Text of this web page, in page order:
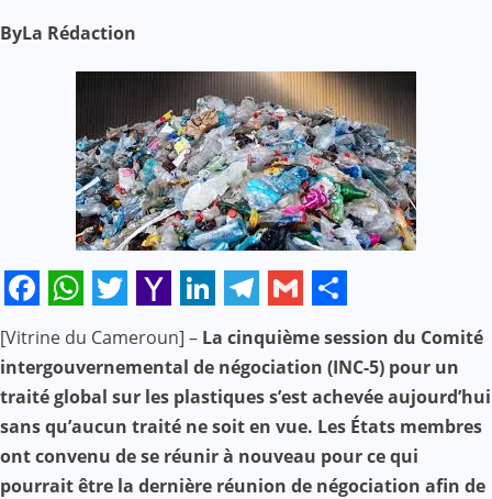
ByLa Rédaction
Facebook
WhatsApp
Twitter
Yahoo
Mail
LinkedIn
Telegram
Gmail
Share
[Vitrine du Cameroun] – La cinquième session du Comité
intergouvernemental de négociation (INC-5) pour un
traité global sur les plastiques s’est achevée aujourd’hui
sans qu’aucun traité ne soit en vue. Les États membres
ont convenu de se réunir à nouveau pour ce qui
pourrait être la dernière réunion de négociation afin de